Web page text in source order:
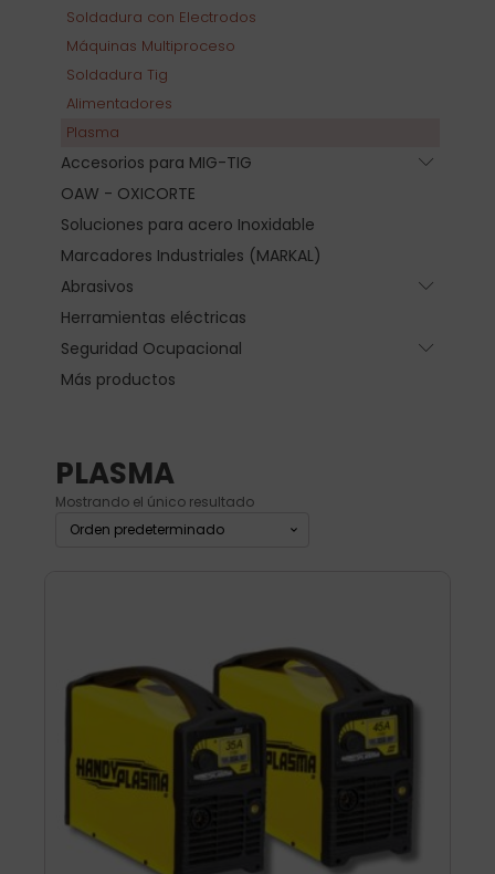
Soldadura con Electrodos
Máquinas Multiproceso
Soldadura Tig
Alimentadores
Plasma
Accesorios para MIG-TIG
OAW - OXICORTE
Soluciones para acero Inoxidable
Marcadores Industriales (MARKAL)
Abrasivos
Herramientas eléctricas
Seguridad Ocupacional
Más productos
PLASMA
Mostrando el único resultado